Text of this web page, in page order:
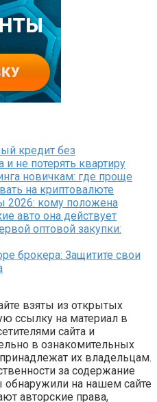
кредит без
не потерять квартиру
новичкам: где проще
на криптовалюте
2026: кому положена
авто она действует
оптовой закупки:
брокера: Защитите свои
взяты из открытых
ссылку на материал в
сайта и
в ознакомительных
их владельцам.
за содержание
обнаружили на нашем сайте
авторские права,